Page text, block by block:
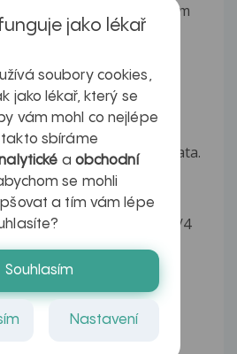
rokem se mi na velkém
jak začíná/končí...
se objevila před 2roky
odstranění...
mi byla zjištěna kondylomata.
pokud...
nalezl při holení takové 3/4
to popsat....
se mi objevily malé
se jedná...
jako lékař
soubory cookies,
jako lékař, který se
vám mohl co nejlépe
sbíráme
a obchodní
se mohli
a tím vám lépe
Souhlasím
Nastavení